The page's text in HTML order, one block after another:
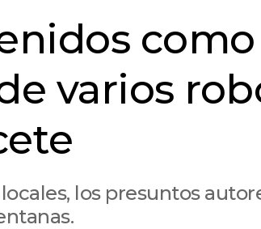
varios
los presuntos